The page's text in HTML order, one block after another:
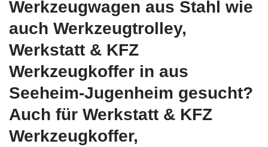
Werkzeugwagen aus Stahl wie
auch Werkzeugtrolley,
Werkstatt & KFZ
Werkzeugkoffer in aus
Seeheim-Jugenheim gesucht?
Auch für Werkstatt & KFZ
Werkzeugkoffer,